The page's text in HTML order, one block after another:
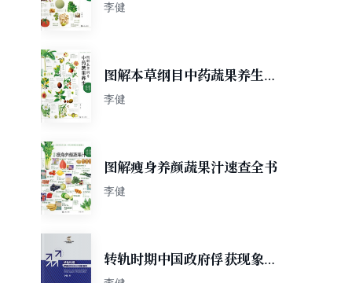
查全书
李健
图解本草纲目中药蔬果养生速
查全书
李健
图解瘦身养颜蔬果汁速查全书
李健
转轨时期中国政府俘获现象透
视